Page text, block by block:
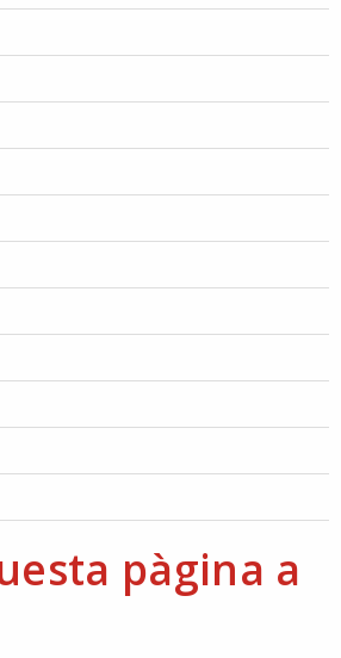
pàgina a